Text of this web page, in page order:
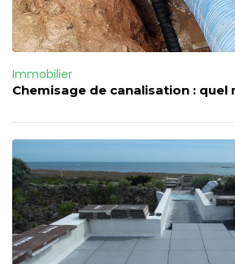
Immobilier
Chemisage de canalisation : quel